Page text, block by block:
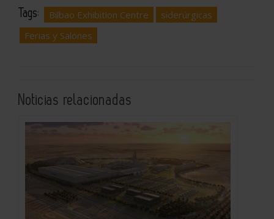
Tags: Bilbao Exhibition Centre
siderúrgicas
Ferias y Salones
Noticias relacionadas